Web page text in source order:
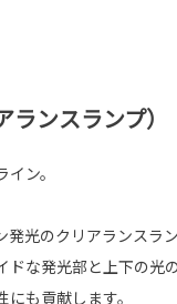
ンスランプ）
ン。
光のクリアランスラ
ドな発光部と上下の光
も貢献します。